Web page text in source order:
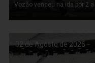
Vozão venceu na ida por 2 a
02 de Agosto de 2026